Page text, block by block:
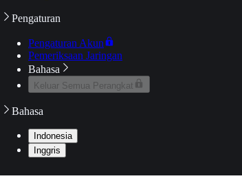
Pengaturan
Pengaturan Akun
Pemeriksaan Jaringan
Bahasa
Keluar Semua Perangkat
Bahasa
Indonesia
Inggris